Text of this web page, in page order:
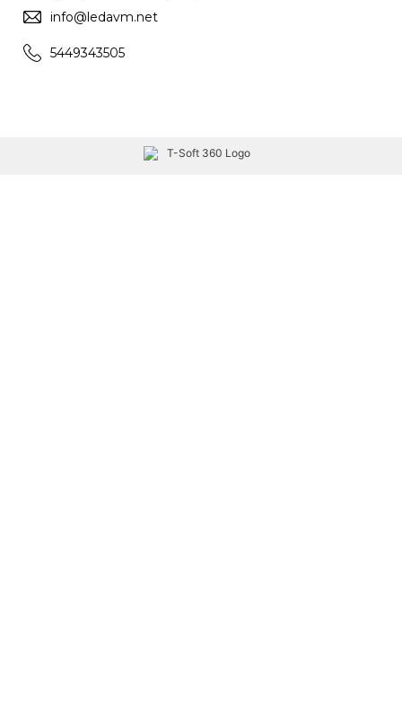
info@ledavm.net
5449343505